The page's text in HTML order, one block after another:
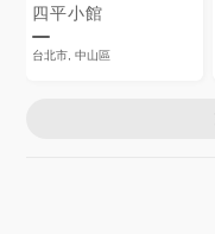
四平小館
台北市, 中山區